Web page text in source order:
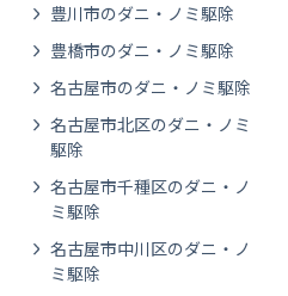
豊川市のダニ・ノミ駆除
豊橋市のダニ・ノミ駆除
名古屋市のダニ・ノミ駆除
名古屋市北区のダニ・ノミ
駆除
名古屋市千種区のダニ・ノ
ミ駆除
名古屋市中川区のダニ・ノ
ミ駆除